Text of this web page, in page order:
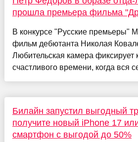
прошла премьера фильма
В конкурсе "Русские премьеры"
фильм дебютанта Николая
Любительская камера фиксирует
счастливого времени, когда вся
Билайн запустил выгодный
получите новый iPhone 17
смартфон с выгодой до 50%